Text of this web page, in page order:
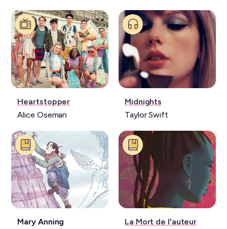
Série:
Heartstopper
Alice Oseman
Musique:
Midnights
Taylor Swift
Livre:
Mary Anning
Livre:
La Mort de l'auteur